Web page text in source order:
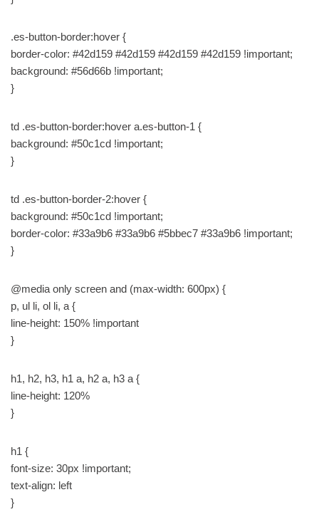
.es-button-border:hover {
border-color: #42d159 #42d159 #42d159 #42d159 !important;
background: #56d66b !important;
}
td .es-button-border:hover a.es-button-1 {
background: #50c1cd !important;
}
td .es-button-border-2:hover {
background: #50c1cd !important;
border-color: #33a9b6 #33a9b6 #5bbec7 #33a9b6 !important;
}
@media only screen and (max-width: 600px) {
p, ul li, ol li, a {
line-height: 150% !important
}
h1, h2, h3, h1 a, h2 a, h3 a {
line-height: 120%
}
h1 {
font-size: 30px !important;
text-align: left
}